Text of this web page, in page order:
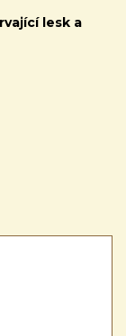
lesk a